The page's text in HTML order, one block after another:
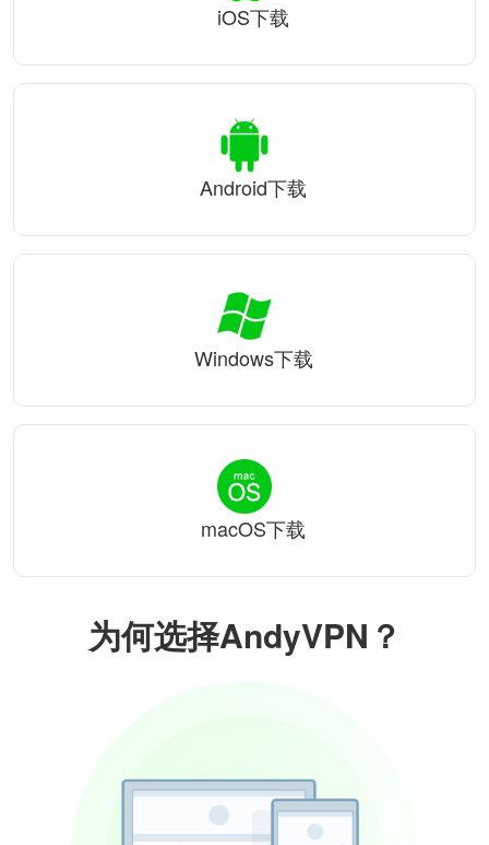
为何选择AndyVPN？
iOS下载
Android下载
Windows下载
macOS下载